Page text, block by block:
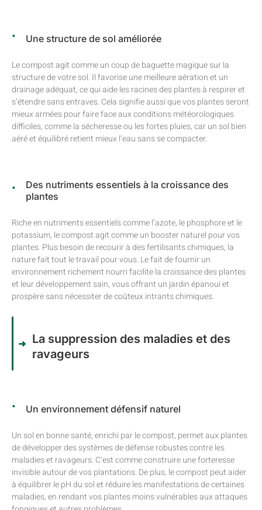
Une structure de sol améliorée
Le compost agit comme un coup de baguette magique sur la
structure de votre sol. Il favorise une meilleure aération et un
drainage adéquat, ce qui aide les racines des plantes à respirer et
s’étendre sans entraves. Cela signifie aussi que vos plantes seront
mieux armées pour faire face aux conditions météorologiques
difficiles, comme la sécheresse ou les fortes pluies, car un sol bien
aéré et équilibré retient mieux l’eau sans se compacter.
Des nutriments essentiels à la croissance des
plantes
Riche en nutriments essentiels comme l’azote, le phosphore et le
potassium, le compost agit comme un booster naturel pour vos
plantes. Plus besoin de recourir à des fertilisants chimiques, la
nature fait tout le travail pour vous. Le fait de fournir un
environnement richement nourri facilite la croissance des plantes
et leur développement sain, vous offrant un jardin épanoui et
prospère sans nécessiter de coûteux intrants chimiques.
La suppression des maladies et des
ravageurs
Un environnement défensif naturel
Un sol en bonne santé, enrichi par le compost, permet aux plantes
de développer des systèmes de défense robustes contre les
maladies et ravageurs. C’est comme construire une forteresse
invisible autour de vos plantations. De plus, le compost peut aider
à équilibrer le pH du sol et réduire les manifestations de certaines
maladies, en rendant vos plantes moins vulnérables aux attaques